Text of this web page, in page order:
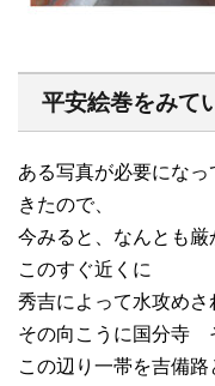
平安絵巻をみて
ある写真が必要にな
きたので、
今みると、なんとも厳
このすぐ近くに
秀吉によって水攻めさ
その向こうに国分
この辺り一帯を吉備